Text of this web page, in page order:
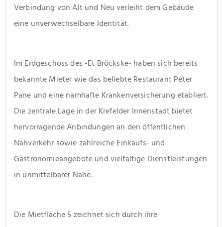
Verbindung von Alt und Neu verleiht dem Gebäude
eine unverwechselbare Identität.
Im Erdgeschoss des -Et Bröckske- haben sich bereits
bekannte Mieter wie das beliebte Restaurant Peter
Pane und eine namhafte Krankenversicherung etabliert.
Die zentrale Lage in der Krefelder Innenstadt bietet
hervorragende Anbindungen an den öffentlichen
Nahverkehr sowie zahlreiche Einkaufs- und
Gastronomieangebote und vielfältige Dienstleistungen
in unmittelbarer Nähe.
Die Mietfläche 5 zeichnet sich durch ihre